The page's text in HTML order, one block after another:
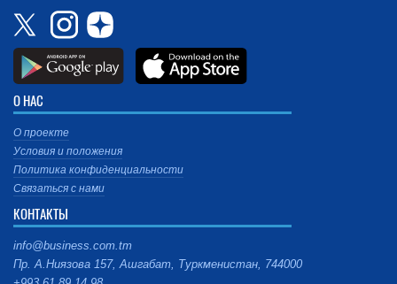
О НАС
О проекте
Условия и положения
Политика конфиденциальности
Связаться с нами
КОНТАКТЫ
info@business.com.tm
Пр. А.Ниязова 157, Ашгабат, Туркменистан, 744000